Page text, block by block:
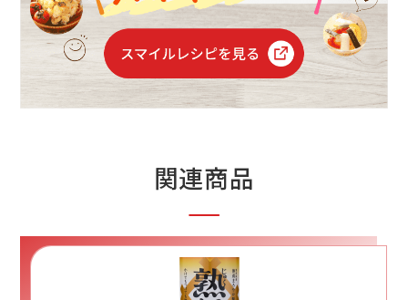
関連商品